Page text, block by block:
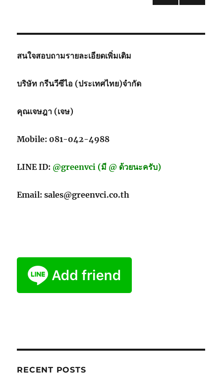
น้ำตาล
สนใจสอบถามรายละเอียดเพิ่มเติม
บริษัท กรีนวีซีไอ (ประเทศไทย)จำกัด
คุณเจษฎา (เจษ)
Mobile: 081-042-4988
LINE ID: @greenvci (มี @ ด้วยนะครับ)
Email: sales@greenvci.co.th
RECENT POSTS